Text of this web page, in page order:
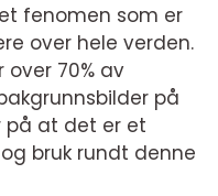
fenomen som er
over hele verden.
over 70% av
på
på at det er et
bruk rundt denne